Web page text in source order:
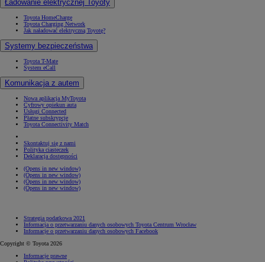
Ładowanie elektrycznej Toyoty
Toyota HomeCharge
Toyota Charging Network
Jak naładować elektryczną Toyotę?
Systemy bezpieczeństwa
Toyota T-Mate
System eCall
Komunikacja z autem
Nowa aplikacja MyToyota
Cyfrowy opiekun auta
Usługi Connected
Płatne subskrypcje
Toyota Connectivity Match
Skontaktuj się z nami
Polityka ciasteczek
Deklaracja dostępności
(Opens in new window)
(Opens in new window)
(Opens in new window)
(Opens in new window)
Strategia podatkowa 2021
Informacja o przetwarzaniu danych osobowych Toyota Centrum Wrocław
Informacje o przetwarzaniu danych osobowych Facebook
Copyright © Toyota 2026
Informacje prawne